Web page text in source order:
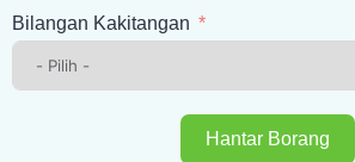
Bilangan Kakitangan
Hantar Borang